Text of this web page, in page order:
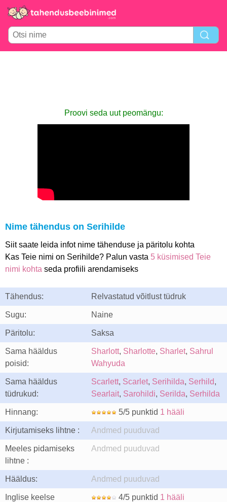
Proovi seda uut peomängu:
Nime tähendus on Serihilde
Siit saate leida infot nime tähenduse ja päritolu kohta
Kas Teie nimi on Serihilde? Palun vasta 5 küsimised Teie
nimi kohta seda profiili arendamiseks
Tähendus: Relvastatud võitlust tüdruk
Sugu: Naine
Päritolu: Saksa
Sama hääldus
poisid:
Sharlott, Sharlotte, Sharlet, Sahrul
Wahyuda
Sama hääldus
tüdrukud:
Scarlett, Scarlet, Serihilda, Serhild,
Searlait, Sarohildi, Serilda, Serhilda
Hinnang: 5/5 punktid 1 hääli
Kirjutamiseks lihtne : Andmed puuduvad
Meeles pidamiseks
lihtne :
Andmed puuduvad
Hääldus: Andmed puuduvad
Inglise keelse
4/5 punktid 1 hääli